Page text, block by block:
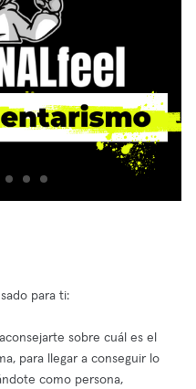
para ti:
sobre cuál es el
para llegar a conseguir lo
como persona,